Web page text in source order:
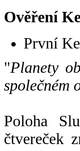
Ověření
První
"Planety
společném
Poloha
čtvereček